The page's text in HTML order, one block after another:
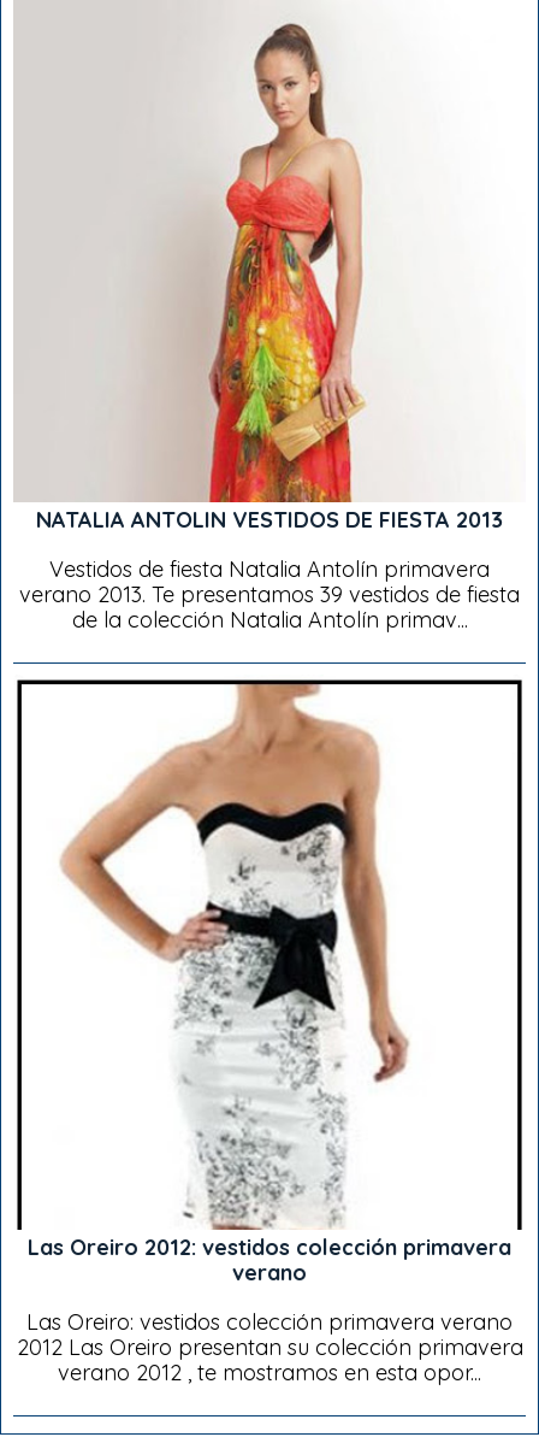
NATALIA ANTOLIN VESTIDOS DE FIESTA 2013
Vestidos de fiesta Natalia Antolín primavera
verano 2013. Te presentamos 39 vestidos de fiesta
de la colección Natalia Antolín primav...
Las Oreiro 2012: vestidos colección primavera
verano
Las Oreiro: vestidos colección primavera verano
2012 Las Oreiro presentan su colección primavera
verano 2012 , te mostramos en esta opor...